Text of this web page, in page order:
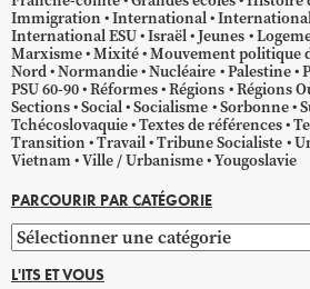
Immigration International
International ESU Israël Jeunes
Marxisme Mixité Mouvement politique
Nord Normandie Nucléaire Palestine
PSU 60-90 Réformes Régions Régions
Sections Social Socialisme Sorbonne
Tchécoslovaquie Textes de références
Transition Travail Tribune Socialiste
Vietnam Ville / Urbanisme Yougoslavie
PARCOURIR PAR CATÉGORIE
Parcourir
par
catégorie
L'ITS ET VOUS